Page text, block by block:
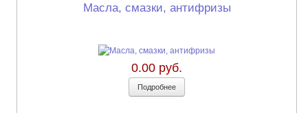
Масла, смазки, антифризы
0.00 руб.
Подробнее